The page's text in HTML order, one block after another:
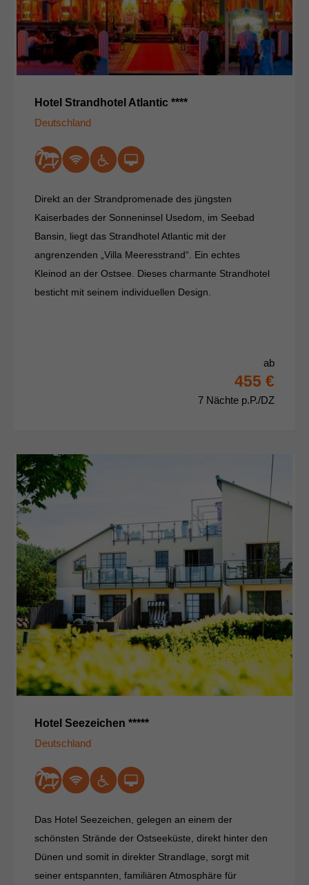
Hotel Strandhotel Atlantic ****
Deutschland
Direkt an der Strandpromenade des jüngsten
Kaiserbades der Sonneninsel Usedom, im Seebad
Bansin, liegt das Strandhotel Atlantic mit der
angrenzenden „Villa Meeresstrand“. Ein echtes
Kleinod an der Ostsee. Dieses charmante Strandhotel
besticht mit seinem individuellen Design.
ab
455 €
7 Nächte p.P./DZ
Hotel Seezeichen *****
Deutschland
Das Hotel Seezeichen, gelegen an einem der
schönsten Strände der Ostseeküste, direkt hinter den
Dünen und somit in direkter Strandlage, sorgt mit
seiner entspannten, familiären Atmosphäre für